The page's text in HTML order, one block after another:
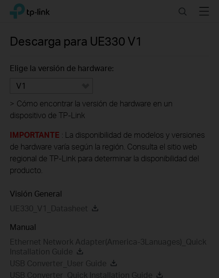
Click
navigation
TP-Link, Reliably Smart SearchMenu
Descarga para UE330 V1
Elige la versión de hardware:
V1
> Cómo encontrar la versión de hardware en un
dispositivo de TP-Link
IMPORTANTE : La disponibilidad de modelos y versiones
de hardware varía según la región. Consulta el sitio web
regional de TP-Link para determinar la disponibilidad del
producto.
Visión General
UE330_V1_Datasheet
Manual
Ethernet Network Adapter(America-3Lanuages)_Quick
Installation Guide
USB Converter_User Guide
USB Converter_Quick Installation Guide